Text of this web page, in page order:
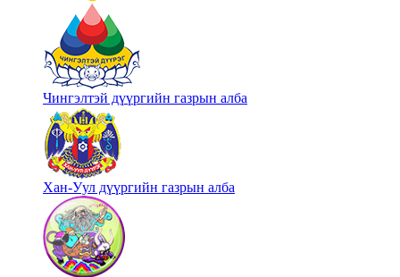
Чингэлтэй дүүргийн газрын алба
Хан-Уул дүүргийн газрын алба